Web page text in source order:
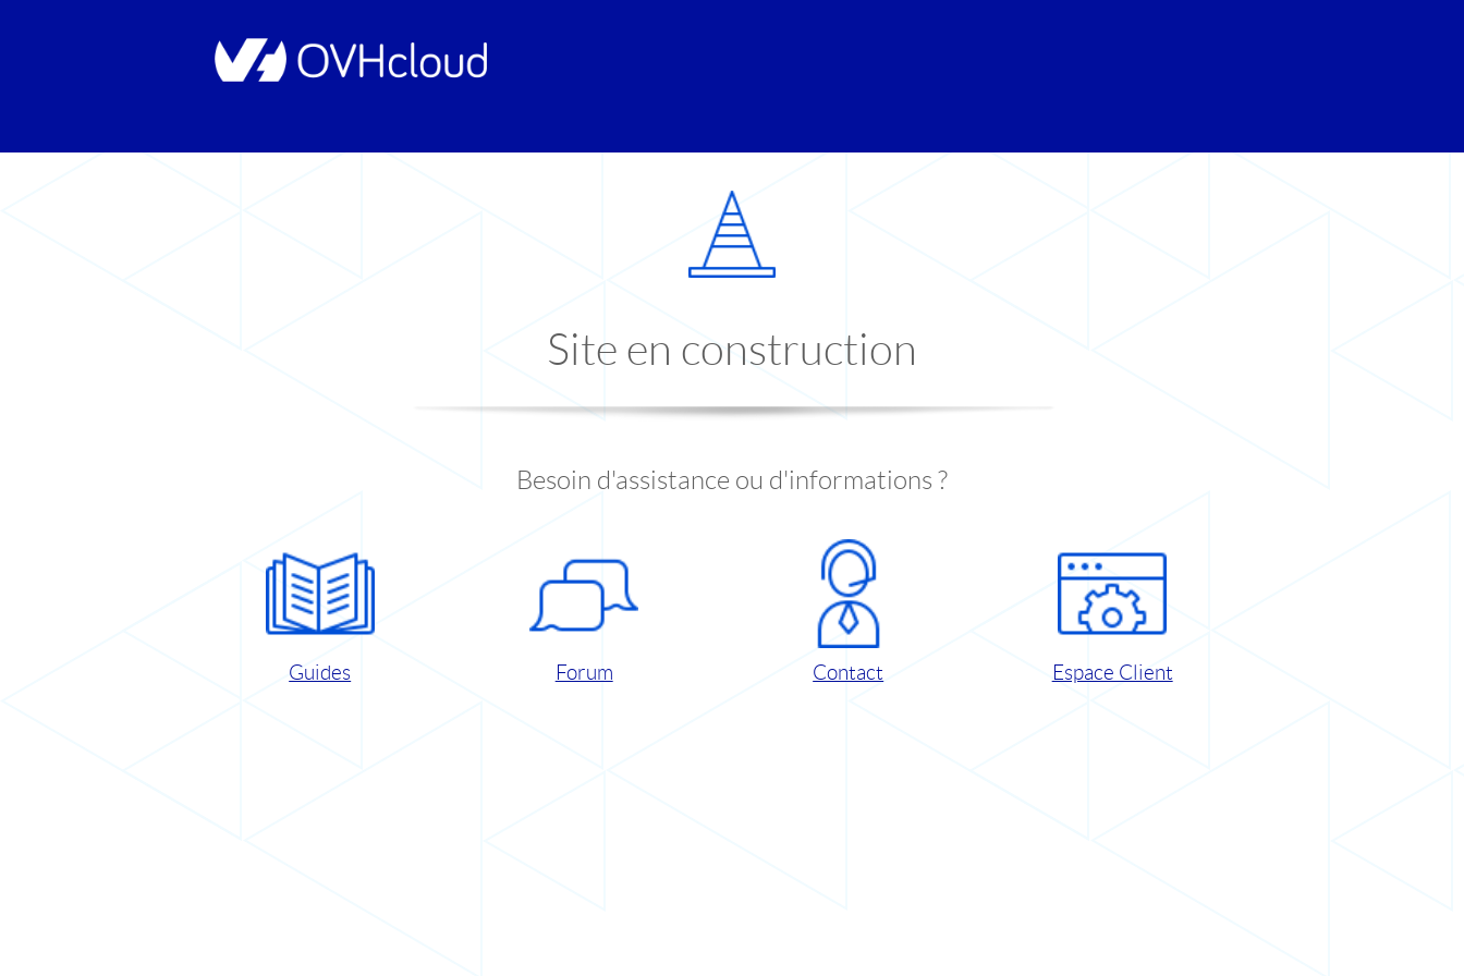
Site en construction
Besoin d'assistance ou d'informations ?
Guides Forum Contact Espace Client